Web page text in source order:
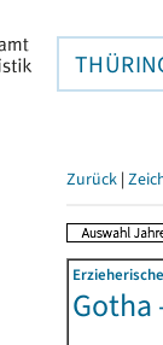
Zurück |
Gotha